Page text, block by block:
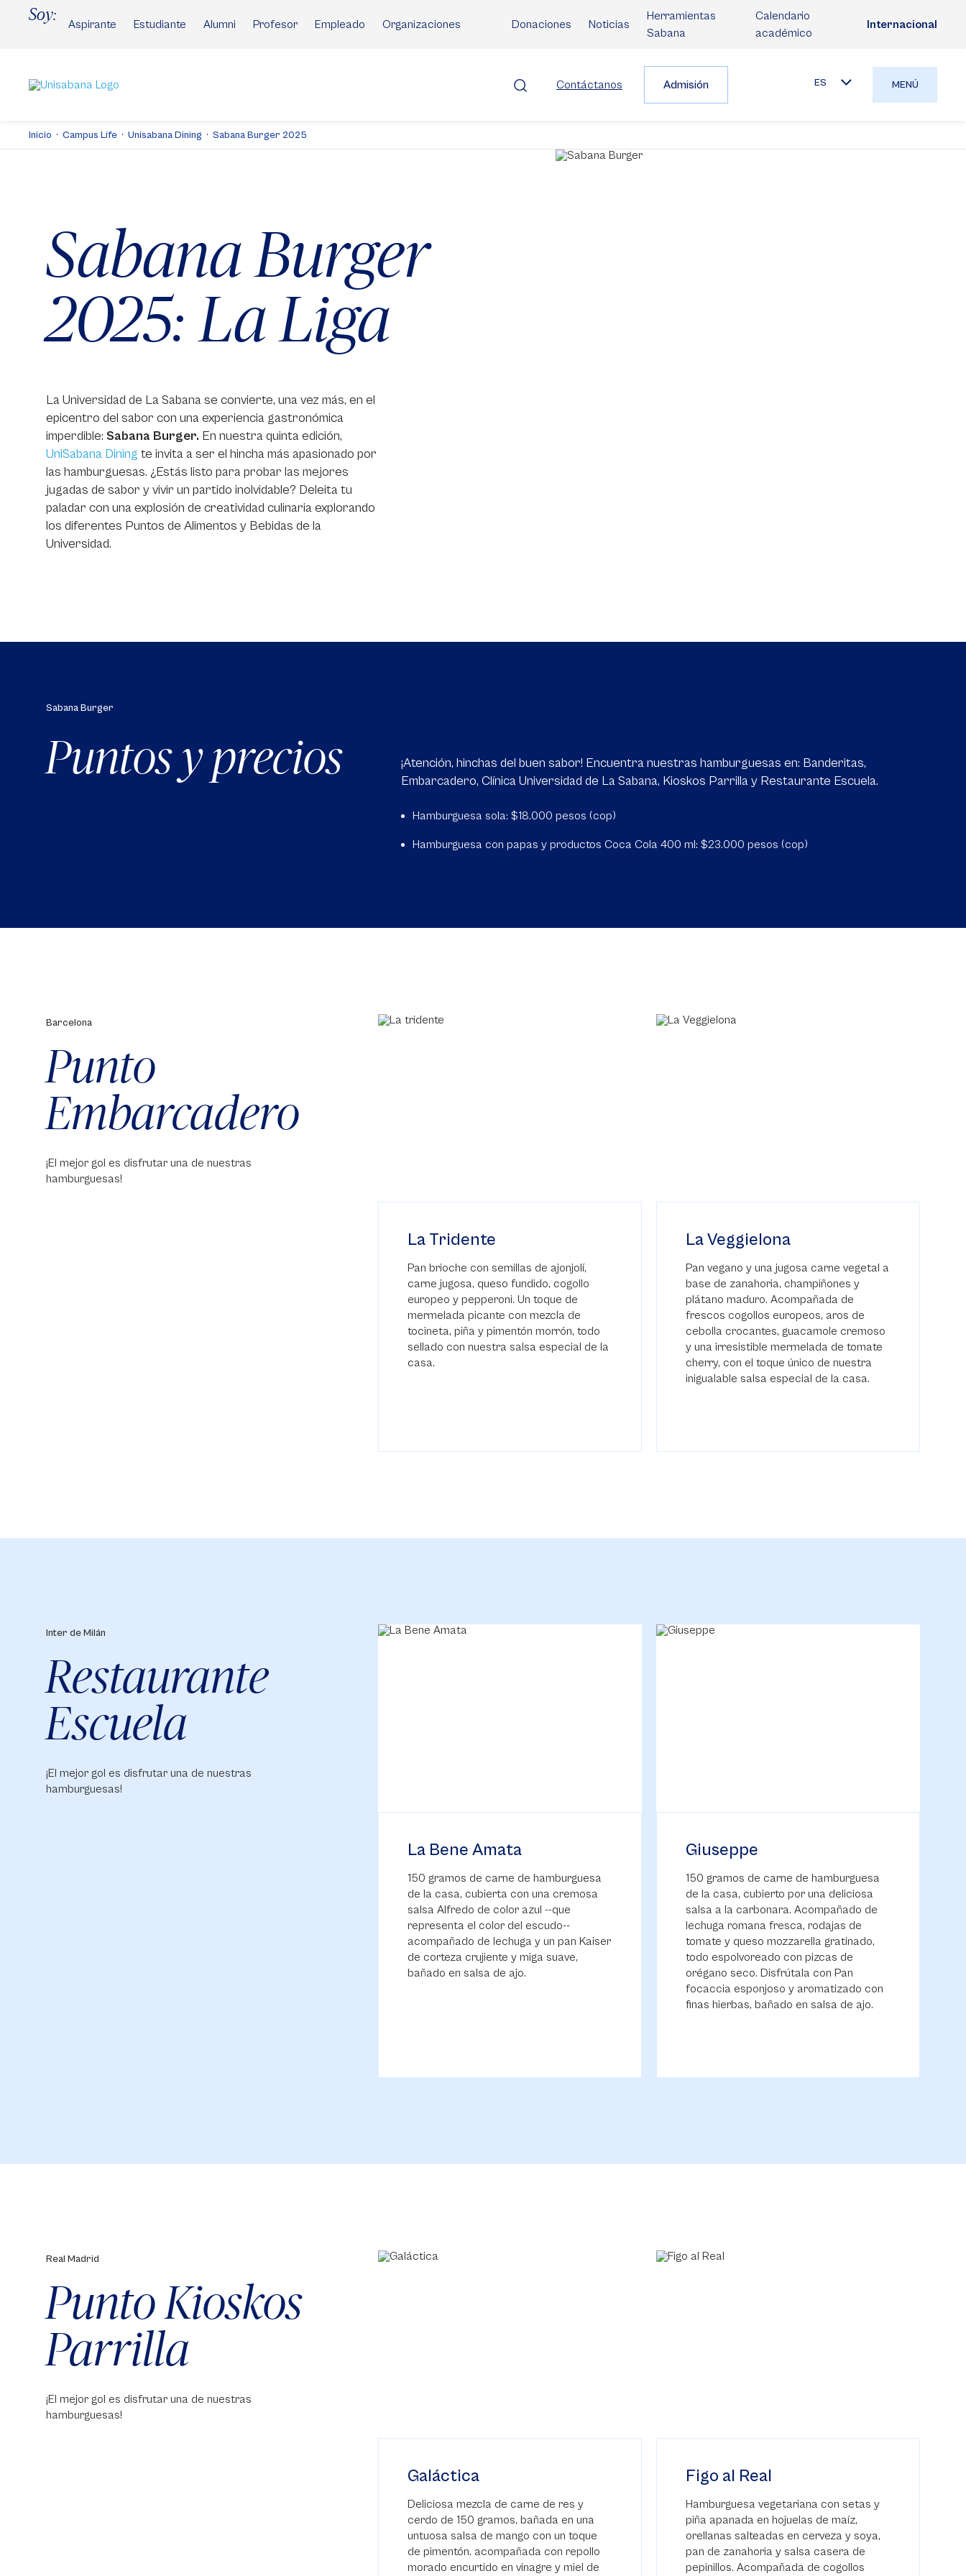
Soy:
Aspirante Estudiante Alumni Profesor Empleado Organizaciones Donaciones Noticias
Herramientas
Sabana
Calendario
académico
Internacional
Contáctanos Admisión ES MENÚ
Inicio Campus Life Unisabana Dining Sabana Burger 2025
Sabana Burger
2025: La Liga
La Universidad de La Sabana se convierte, una vez más, en el
epicentro del sabor con una experiencia gastronómica
imperdible: Sabana Burger. En nuestra quinta edición,
UniSabana Dining te invita a ser el hincha más apasionado por
las hamburguesas. ¿Estás listo para probar las mejores
jugadas de sabor y vivir un partido inolvidable? Deleita tu
paladar con una explosión de creatividad culinaria explorando
los diferentes Puntos de Alimentos y Bebidas de la
Universidad.
Sabana Burger
Puntos y precios
¡Atención, hinchas del buen sabor! Encuentra nuestras hamburguesas en: Banderitas,
Embarcadero, Clínica Universidad de La Sabana, Kioskos Parrilla y Restaurante Escuela.
Hamburguesa sola: $18.000 pesos (cop)
Hamburguesa con papas y productos Coca Cola 400 ml: $23.000 pesos (cop)
Barcelona
Punto
Embarcadero
¡El mejor gol es disfrutar una de nuestras
hamburguesas!
La Tridente
Pan brioche con semillas de ajonjolí,
carne jugosa, queso fundido, cogollo
europeo y pepperoni. Un toque de
mermelada picante con mezcla de
tocineta, piña y pimentón morrón, todo
sellado con nuestra salsa especial de la
casa.
La Veggielona
Pan vegano y una jugosa carne vegetal a
base de zanahoria, champiñones y
plátano maduro. Acompañada de
frescos cogollos europeos, aros de
cebolla crocantes, guacamole cremoso
y una irresistible mermelada de tomate
cherry, con el toque único de nuestra
inigualable salsa especial de la casa.
Inter de Milán
Restaurante
Escuela
¡El mejor gol es disfrutar una de nuestras
hamburguesas!
La Bene Amata
150 gramos de carne de hamburguesa
de la casa, cubierta con una cremosa
salsa Alfredo de color azul --que
representa el color del escudo--
acompañado de lechuga y un pan Kaiser
de corteza crujiente y miga suave,
bañado en salsa de ajo.
Giuseppe
150 gramos de carne de hamburguesa
de la casa, cubierto por una deliciosa
salsa a la carbonara. Acompañado de
lechuga romana fresca, rodajas de
tomate y queso mozzarella gratinado,
todo espolvoreado con pizcas de
orégano seco. Disfrútala con Pan
focaccia esponjoso y aromatizado con
finas hierbas, bañado en salsa de ajo.
Real Madrid
Punto Kioskos
Parrilla
¡El mejor gol es disfrutar una de nuestras
hamburguesas!
Galáctica
Deliciosa mezcla de carne de res y
cerdo de 150 gramos, bañada en una
untuosa salsa de mango con un toque
de pimentón. acompañada con repollo
morado encurtido en vinagre y miel de
Figo al Real
Hamburguesa vegetariana con setas y
piña apanada en hojuelas de maíz,
orellanas salteadas en cerveza y soya,
pan de zanahoria y salsa casera de
pepinillos. Acompañada de cogollos